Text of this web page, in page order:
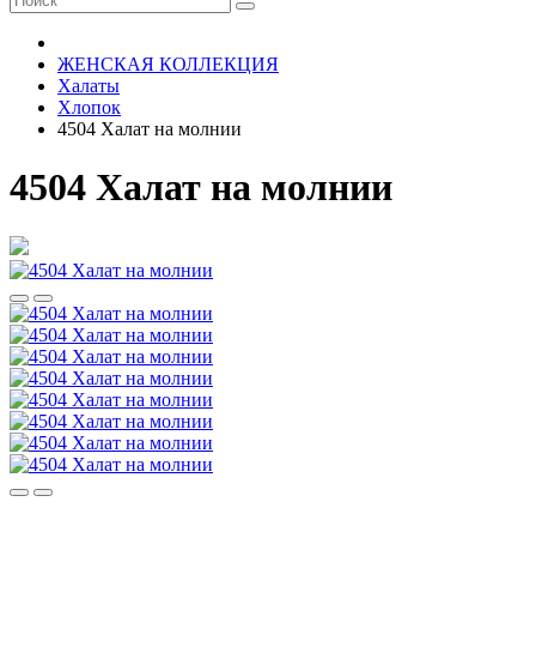
ЖЕНСКАЯ КОЛЛЕКЦИЯ
Халаты
Хлопок
4504 Халат на молнии
4504 Халат на молнии